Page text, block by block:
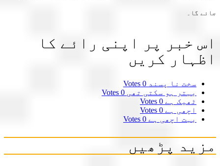
گا۔
خبر پر اپنی رائے کا
کریں
سخت نا پسند 0 Votes
بہتر ہو سکتی تھی
0 Votes
ٹھیک ہے
اچھی ہے
بہت اچھی ہے
پڑھیں